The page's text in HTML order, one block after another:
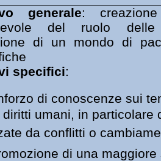
generale:
del ruolo
di un mondo di
specifici:
di conoscenze sui
umani, in particolare
da conflitti o
di una